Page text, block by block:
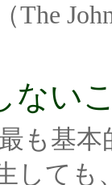
ない
も基
しても